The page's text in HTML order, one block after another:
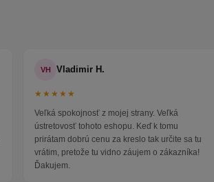
VH Vladimir H.
★★★★★
Veľká spokojnosť z mojej strany. Veľká
ústretovosť tohoto eshopu. Keď k tomu
prirátam dobrú cenu za kreslo tak určite sa tu
vrátim, pretože tu vidno záujem o zákazníka!
Ďakujem.